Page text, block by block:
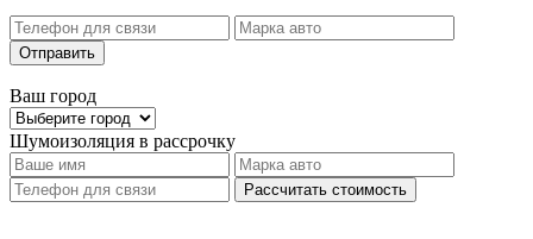
Отправить
Ваш город
Шумоизоляция в рассрочку
Рассчитать стоимость